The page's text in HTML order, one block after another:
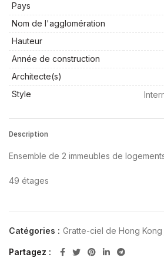
Pays
Nom de l'agglomération
Hauteur
Année de construction
Architecte(s)
Style
Description
Ensemble de 2 immeubles de
49 étages
Catégories : Gratte-ciel de Hong Kong
Partagez